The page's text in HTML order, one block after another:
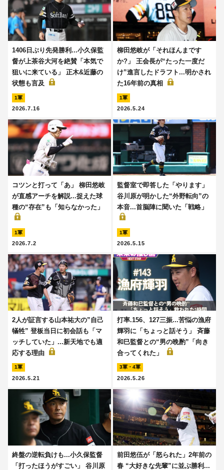
1406日ぶり先発勝利...小久保監
督が上茶谷大河を絶賛「本気で
狙いに来ている」 正木&近藤の
状態も言及
1軍
2026.7.16
柳田悠岐が「それほんまです
か?」 王会長が“たった一度だ
け”進言したドラフト...明かされ
た16年前の真相
1軍
2026.5.24
コツンと打って「あ」 柳田悠岐
が直感アーチを解説...捉えた球
種の“存在”も「知らなかった」
1軍
2026.7.2
監督室で即答した「やります」
谷川原が明かした“外野転向”の
本音...首脳陣に聞いた「戦略」
1軍
2026.5.15
2人が証言する山本祐大の”自己
犠牲” 登板当日に初会話も「マ
ッチしていた」...新天地でも適
応する理由
1軍
2026.5.21
打率.156、127三振...苦悩の漁府
輝羽に「ちょっと話そう」 斉藤
和巳監督との“男の晩酌”「向き
合ってくれた」
3軍・4軍
2026.5.26
終盤の逆転負けも...小久保監督
「打ったほうがすごい」 谷川原
前田悠伍が「怒られた」2年前の
春 “大好きな先輩”に並ぶ勝利...